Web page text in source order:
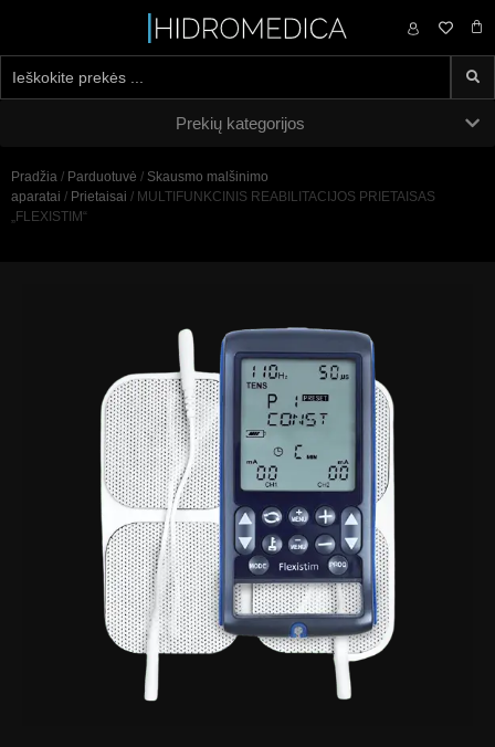
0,00 €
Prekių kategorijos
Pradžia / Parduotuvė / Skausmo malšinimo
aparatai / Prietaisai / MULTIFUNKCINIS REABILITACIJOS PRIETAISAS
„FLEXISTIM“